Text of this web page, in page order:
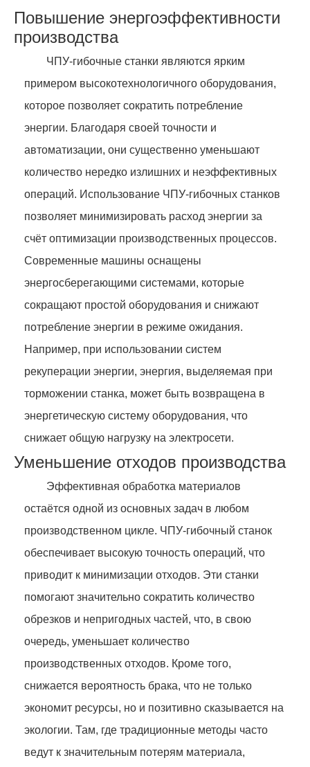
Повышение энергоэффективности
производства
ЧПУ-гибочные станки являются ярким
примером высокотехнологичного оборудования,
которое позволяет сократить потребление
энергии. Благодаря своей точности и
автоматизации, они существенно уменьшают
количество нередко излишних и неэффективных
операций. Использование ЧПУ-гибочных станков
позволяет минимизировать расход энергии за
счёт оптимизации производственных процессов.
Современные машины оснащены
энергосберегающими системами, которые
сокращают простой оборудования и снижают
потребление энергии в режиме ожидания.
Например, при использовании систем
рекуперации энергии, энергия, выделяемая при
торможении станка, может быть возвращена в
энергетическую систему оборудования, что
снижает общую нагрузку на электросети.
Уменьшение отходов производства
Эффективная обработка материалов
остаётся одной из основных задач в любом
производственном цикле. ЧПУ-гибочный станок
обеспечивает высокую точность операций, что
приводит к минимизации отходов. Эти станки
помогают значительно сократить количество
обрезков и непригодных частей, что, в свою
очередь, уменьшает количество
производственных отходов. Кроме того,
снижается вероятность брака, что не только
экономит ресурсы, но и позитивно сказывается на
экологии. Там, где традиционные методы часто
ведут к значительным потерям материала,